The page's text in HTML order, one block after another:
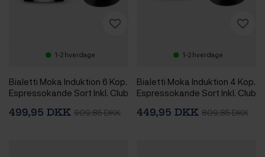
1-2 hverdage
Bialetti Moka Induktion 6 Kop.
Espressokande Sort Inkl. Club
Underkop Mat Sort 7 cl 2 Stk
499,95 DKK 909,85 DKK
1-2 hverdage
Bialetti Moka Induktion 4 Kop.
Espressokande Sort Inkl. Club
Underkop Mat Sort 7 cl 2 Stk
449,95 DKK 809,85 DKK